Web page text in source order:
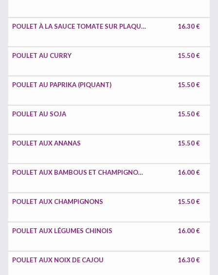
POULET À LA SAUCE TOMATE SUR PLAQUE CHAUFFANTE 16.30 €
POULET AU CURRY 15.50 €
POULET AU PAPRIKA (PIQUANT) 15.50 €
POULET AU SOJA 15.50 €
POULET AUX ANANAS 15.50 €
POULET AUX BAMBOUS ET CHAMPIGNONS CHINOIS 16.00 €
POULET AUX CHAMPIGNONS 15.50 €
POULET AUX LÉGUMES CHINOIS 16.00 €
POULET AUX NOIX DE CAJOU 16.30 €